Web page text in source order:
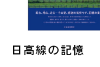
日高線の記憶